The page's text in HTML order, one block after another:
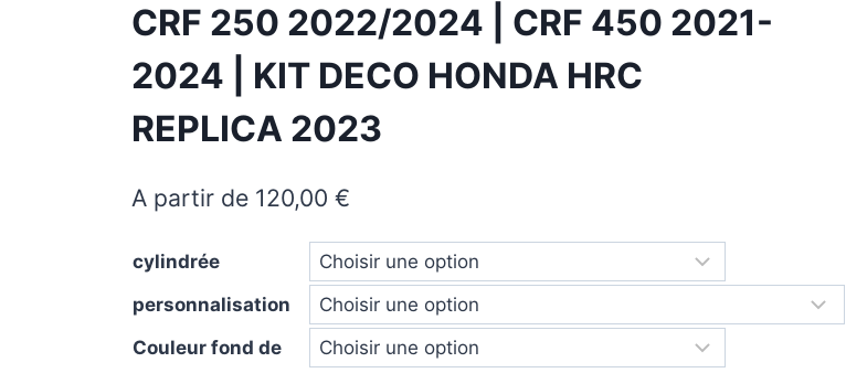
CRF 250 2022/2024 | CRF 450 2021-
2024 | KIT DECO HONDA HRC
REPLICA 2023
A partir de 120,00 €
cylindrée
personnalisation
Couleur fond de